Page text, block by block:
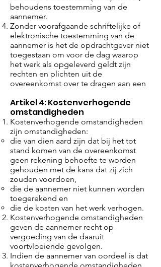
behoudens toestemming van de
aannemer.
Zonder voorafgaande schriftelijke of
elektronische toestemming van de
aannemer is het de opdrachtgever niet
toegestaan om voor de dag waarop
het werk als opgeleverd geldt zijn
rechten en plichten uit de
overeenkomst over te dragen aan een
Artikel 4: Kostenverhogende
omstandigheden
Kostenverhogende omstandigheden
zijn omstandigheden:
die van dien aard zijn dat bij het tot
stand komen van de overeenkomst
geen rekening behoefte te worden
gehouden met de kans dat zij zich
zouden voordoen,
die de aannemer niet kunnen worden
toegerekend en
die de kosten van het werk verhogen.
Kostenverhogende omstandigheden
geven de aannemer recht op
vergoeding van de daaruit
voortvloeiende gevolgen.
Indien de aannemer van oordeel is dat